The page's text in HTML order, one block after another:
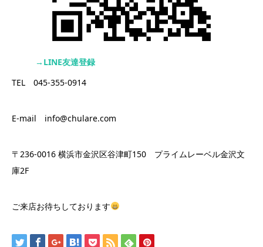
→LINE友達登録
TEL 045-355-0914
E-mail info@chulare.com
〒236-0016 横浜市金沢区谷津町150 プライムレーベル金沢文
庫2F
ご来店お待ちしております